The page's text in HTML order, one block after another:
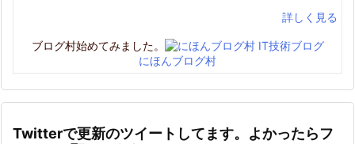
詳しく見る
ブログ村始めてみました。
にほんブログ村
Twitterで更新のツイートしてます。よかったらフ